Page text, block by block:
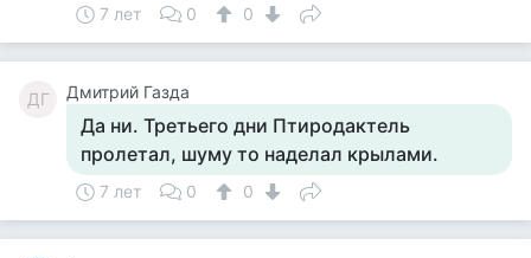
7 лет 0 0
ДГ Дмитрий Газда
Да ни. Третьего дни Птиродактель
пролетал, шуму то наделал крылами.
7 лет 0 0